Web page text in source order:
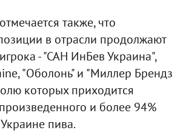
также, что
в отрасли продолжают
- "САН ИнБев Украина",
"Оболонь" и "Миллер Брендз
которых приходится
и более 94%
пива.